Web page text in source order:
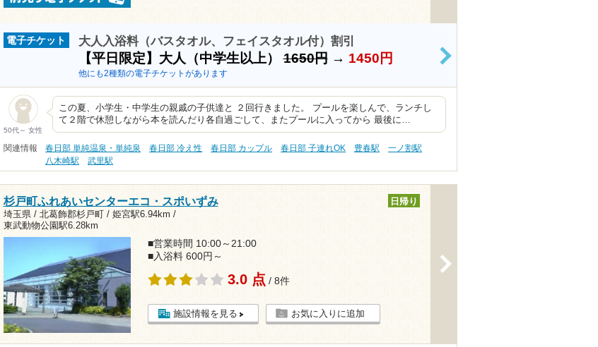
電子チケット 大人入浴料（バスタオル、フェイスタオル付）割引
【平日限定】大人（中学生以上）1650円→ 1450円
他にも2種類の電子チケットがあります
>
50代～ 女性
この夏、小学生・中学生の親戚の子供達と ２回行きました。 プールを楽しんで、ランチし
て２階で休憩しながら本を読んだり各自過ごして、またプールに入ってから 最後に…
関連情報 春日部 単純温泉・単純泉 春日部 冷え性 春日部 カップル 春日部 子連れOK 豊春駅
一ノ割駅
八木崎駅
武里駅
杉戸町ふれあいセンターエコ・スポいずみ
埼玉県 / 北葛飾郡杉戸町 / 姫宮駅6.94km /
東武動物公園駅6.28km
日帰り
■営業時間 10:00～21:00
■入浴料 600円～
3.0 点 / 8件
施設情報を見る お気に入りに追加